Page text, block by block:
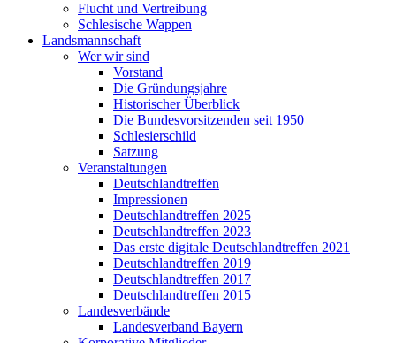
Flucht und Vertreibung
Schlesische Wappen
Landsmannschaft
Wer wir sind
Vorstand
Die Gründungsjahre
Historischer Überblick
Die Bundesvorsitzenden seit 1950
Schlesierschild
Satzung
Veranstaltungen
Deutschlandtreffen
Impressionen
Deutschlandtreffen 2025
Deutschlandtreffen 2023
Das erste digitale Deutschlandtreffen 2021
Deutschlandtreffen 2019
Deutschlandtreffen 2017
Deutschlandtreffen 2015
Landesverbände
Landesverband Bayern